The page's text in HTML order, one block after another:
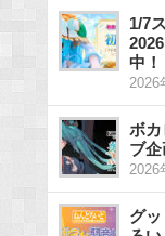
1/7
中！
2026
ボカ
ブ企
2026
グ